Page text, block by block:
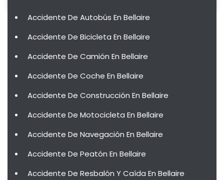
Accidente De Autobús En Bellaire
Accidente De Bicicleta En Bellaire
Accidente De Camión En Bellaire
Accidente De Coche En Bellaire
Accidente De Construcción En Bellaire
Accidente De Motocicleta En Bellaire
Accidente De Navegación En Bellaire
Accidente De Peatón En Bellaire
Accidente De Resbalón Y Caída En Bellaire